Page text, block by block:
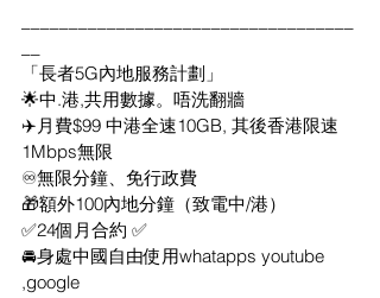
「長者5G內地服務計劃」
🌟中.港,共用數據。唔洗翻牆
✈️月費$99 中港全速10GB, 其後香港限速
1Mbps無限
♾無限分鐘、免行政費
🎁額外100內地分鐘（致電中/港）
✅24個月合約 ✅
🚘身處中國自由使用whatapps youtube
,google